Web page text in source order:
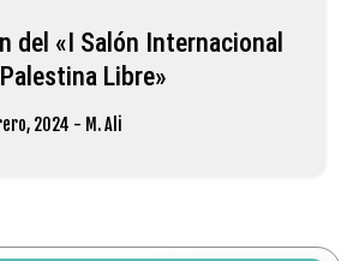
del «I Salón Internacional
Libre»
2024 - M. Ali